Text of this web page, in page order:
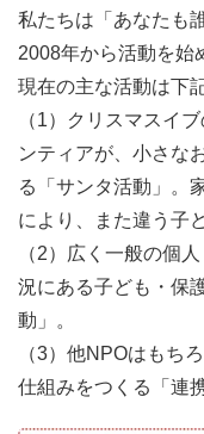
私たちは「あなたも
2008年から活動を始
現在の主な活動は下
（1）クリスマスイ
ンティアが、小さな
る「サンタ活動」。
により、また違う子
（2）広く一般の個
況にある子ども・保
動」。
（3）他NPOはもち
仕組みをつくる「連